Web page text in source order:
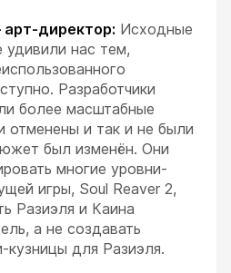
директор: Исходные
удивили нас тем,
Разработчики
более масштабные
отменены и так и не были
был изменён. Они
многие уровни-
игры, Soul Reaver 2,
Разиэля и Каина
а не создавать
для Разиэля.